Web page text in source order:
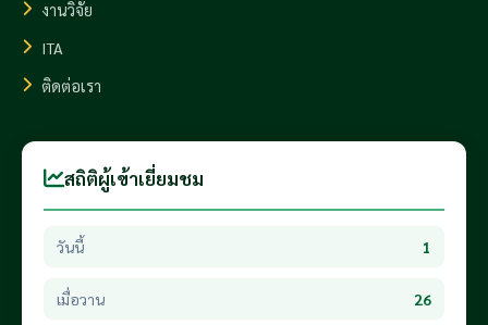
งานวิจัย
ITA
ติดต่อเรา
สถิติผู้เข้าเยี่ยมชม
วันนี้ 1
เมื่อวาน 26